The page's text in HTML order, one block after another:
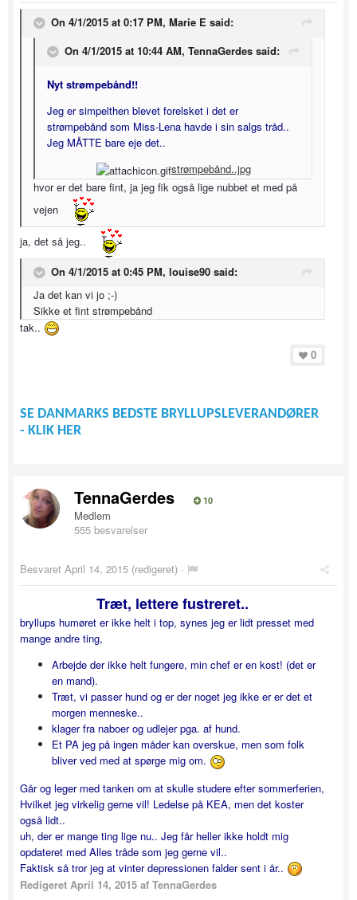
On 4/1/2015 at 0:17 PM, Marie E said:
On 4/1/2015 at 10:44 AM, TennaGerdes said:
Nyt strømpebånd!!
Jeg er simpelthen blevet forelsket i det er
strømpebånd som Miss-Lena havde i sin salgs tråd..
Jeg MÅTTE bare eje det..
strømpebånd..jpg
hvor er det bare fint, ja jeg fik også lige nubbet et med på
vejen
ja, det så jeg..
On 4/1/2015 at 0:45 PM, louise90 said:
Ja det kan vi jo ;-)
Sikke et fint strømpebånd
tak..
0
SE DANMARKS BEDSTE BRYLLUPSLEVERANDØRER
- KLIK HER
TennaGerdes 10
Medlem
555 besvarelser
Besvaret April 14, 2015 (redigeret) ·
Træt, lettere fustreret..
bryllups humøret er ikke helt i top, synes jeg er lidt presset med
mange andre ting,
Arbejde der ikke helt fungere, min chef er en kost! (det er
en mand).
Træt, vi passer hund og er der noget jeg ikke er er det et
morgen menneske..
klager fra naboer og udlejer pga. af hund.
Et PA jeg på ingen måder kan overskue, men som folk
bliver ved med at spørge mig om.
Går og leger med tanken om at skulle studere efter sommerferien,
Hvilket jeg virkelig gerne vil! Ledelse på KEA, men det koster
også lidt..
uh, der er mange ting lige nu.. Jeg får heller ikke holdt mig
opdateret med Alles tråde som jeg gerne vil..
Faktisk så tror jeg at vinter depressionen falder sent i år..
Redigeret April 14, 2015 af TennaGerdes